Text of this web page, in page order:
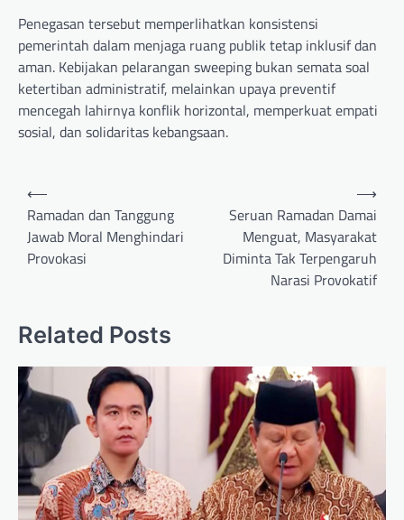
Penegasan tersebut memperlihatkan konsistensi
pemerintah dalam menjaga ruang publik tetap inklusif dan
aman. Kebijakan pelarangan sweeping bukan semata soal
ketertiban administratif, melainkan upaya preventif
mencegah lahirnya konflik horizontal, memperkuat empati
sosial, dan solidaritas kebangsaan.
Post
navigation
⟵
Ramadan dan Tanggung
Jawab Moral Menghindari
Provokasi
Seruan Ramadan Damai
Menguat, Masyarakat
Diminta Tak Terpengaruh
Narasi Provokatif
⟶
Related Posts